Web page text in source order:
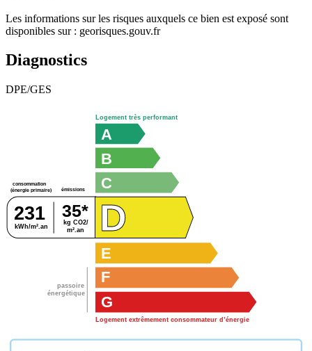
Les informations sur les risques auxquels ce bien est exposé sont
disponibles sur : georisques.gouv.fr
Diagnostics
DPE/GES
passoire
énergétique
consommation
(énergie primaire)
émissions
kg CO2/
m².an
kWh/m².an
231 35*
G
Logement extrêmement consommateur d’énergie
F
E
D
C
B
A
Logement très performant